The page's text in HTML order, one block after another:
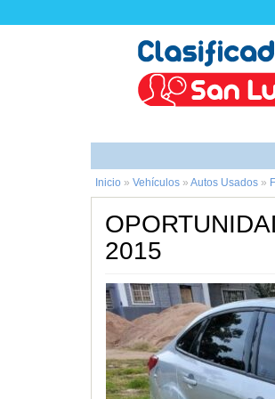
Inicio » Vehículos » Autos Usados »
2015